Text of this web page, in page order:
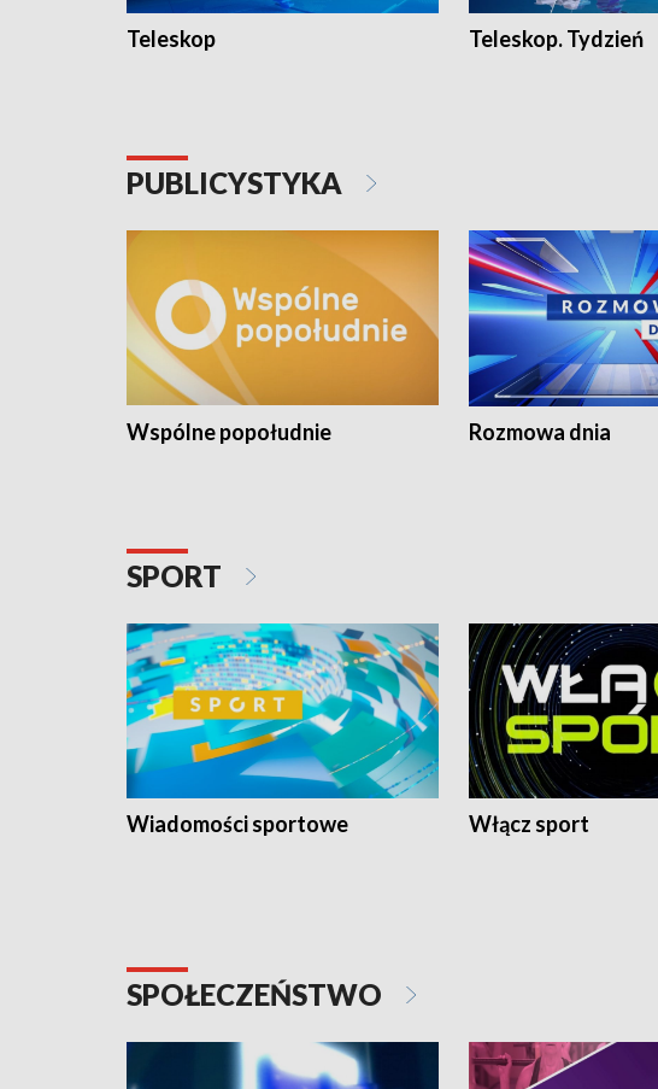
Teleskop Teleskop. Tydzień
PUBLICYSTYKA
Wspólne popołudnie Rozmowa dnia
SPORT
Wiadomości sportowe Włącz sport
SPOŁECZEŃSTWO